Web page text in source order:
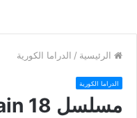
الرئيسية / الدراما الكورية
الدراما الكورية